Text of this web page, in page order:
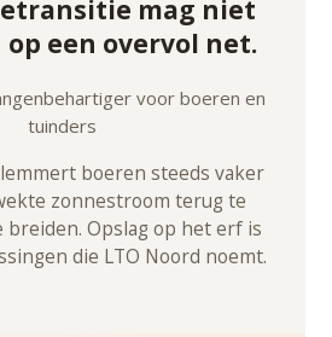
mag niet
een overvol net.
voor boeren en
tuinders
boeren steeds vaker
zonnestroom terug te
Opslag op het erf is
die LTO Noord noemt.